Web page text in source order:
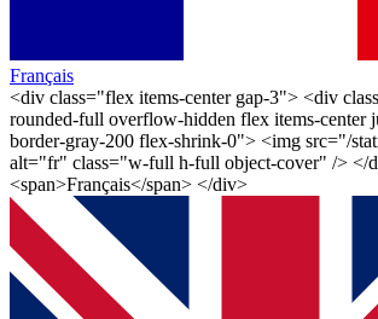
Français
<div class="flex items-center gap-3"> <div
rounded-full overflow-hidden flex items-center
border-gray-200 flex-shrink-0"> <img src="/
alt="fr" class="w-full h-full object-cover" /> </
<span>Français</span> </div>